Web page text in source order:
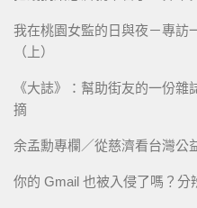
我在桃園女監的日與夜－專訪
（上）
《大誌》：幫助街友的一份
摘
余孟勳專欄／從慈濟看台灣公
你的 Gmail 也被入侵了嗎？分